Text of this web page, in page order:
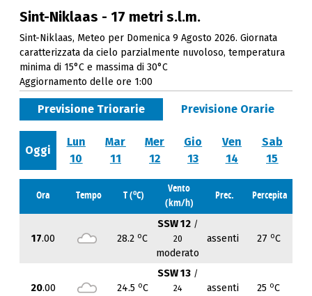
Sint-Niklaas - 17 metri s.l.m.
Sint-Niklaas, Meteo per Domenica 9 Agosto 2026. Giornata
caratterizzata da cielo parzialmente nuvoloso, temperatura
minima di 15°C e massima di 30°C
Aggiornamento delle ore 1:00
Previsione Triorarie Previsione Orarie
Oggi
Lun
10
Mar
11
Mer
12
Gio
13
Ven
14
Sab
15
Ora Tempo T (oC)
Vento
(km/h)
Prec. Percepita
17.00 28.2 oC
SSW 12 /
20
moderato
assenti 27 oC
20.00 24.5 oC
SSW 13 /
24
assenti 25 oC